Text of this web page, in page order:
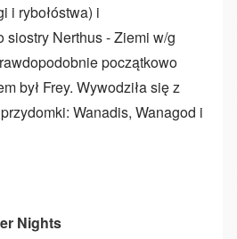
i rybołóstwa) i
Nerthus - Ziemi w/g
początkowo
był Frey. Wywodziła się z
Wanadis, Wanagod i
Nights